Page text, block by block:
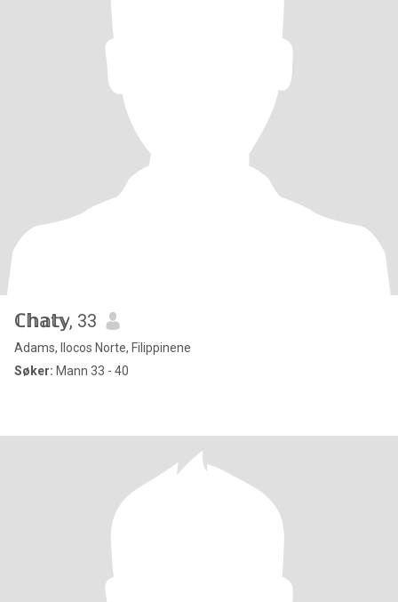
ℂ𝕙𝕒𝕥𝕪, 33
Adams, Ilocos Norte, Filippinene
Søker: Mann 33 - 40